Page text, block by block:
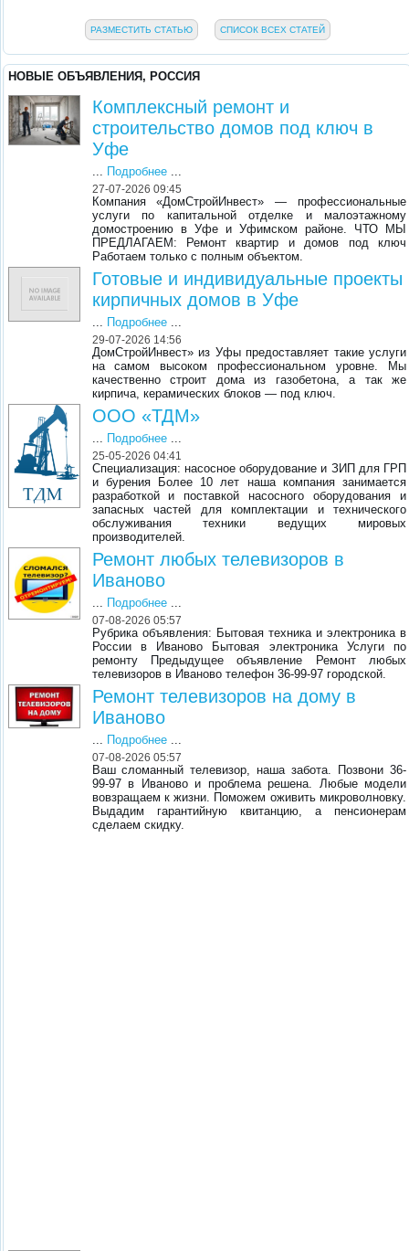
РАЗМЕСТИТЬ СТАТЬЮ СПИСОК ВСЕХ СТАТЕЙ
НОВЫЕ ОБЪЯВЛЕНИЯ, РОССИЯ
Комплексный ремонт и
строительство домов под ключ в
Уфе
... Подробнее...
27-07-2026 09:45
Компания «ДомСтройИнвест» — профессиональные
услуги по капитальной отделке и малоэтажному
домостроению в Уфе и Уфимском районе. ЧТО МЫ
ПРЕДЛАГАЕМ: Ремонт квартир и домов под ключ
Работаем только с полным объектом.
Готовые и индивидуальные проекты
кирпичных домов в Уфе
... Подробнее...
29-07-2026 14:56
ДомСтройИнвест» из Уфы предоставляет такие услуги
на самом высоком профессиональном уровне. Мы
качественно строит дома из газобетона, а так же
кирпича, керамических блоков — под ключ.
ООО «ТДМ»
... Подробнее...
25-05-2026 04:41
Специализация: насосное оборудование и ЗИП для ГРП
и бурения Более 10 лет наша компания занимается
разработкой и поставкой насосного оборудования и
запасных частей для комплектации и технического
обслуживания техники ведущих мировых
производителей.
Ремонт любых телевизоров в
Иваново
... Подробнее...
07-08-2026 05:57
Рубрика объявления: Бытовая техника и электроника в
России в Иваново Бытовая электроника Услуги по
ремонту Предыдущее объявление Ремонт любых
телевизоров в Иваново телефон 36-99-97 городской.
Ремонт телевизоров на дому в
Иваново
... Подробнее...
07-08-2026 05:57
Ваш сломанный телевизор, наша забота. Позвони 36-
99-97 в Иваново и проблема решена. Любые модели
вовзращаем к жизни. Поможем оживить микроволновку.
Выдадим гарантийную квитанцию, а пенсионерам
сделаем скидку.